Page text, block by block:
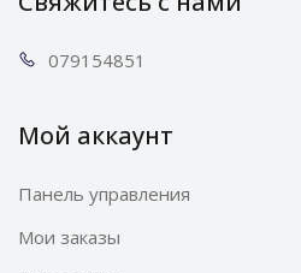
0791 54851
Мой аккаунт
Панель управления
Мои заказы